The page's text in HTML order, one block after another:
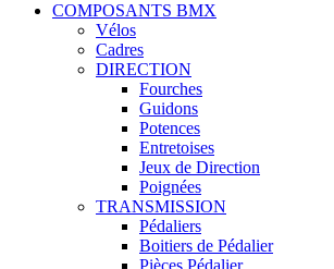
COMPOSANTS BMX
Vélos
Cadres
DIRECTION
Fourches
Guidons
Potences
Entretoises
Jeux de Direction
Poignées
TRANSMISSION
Pédaliers
Boitiers de Pédalier